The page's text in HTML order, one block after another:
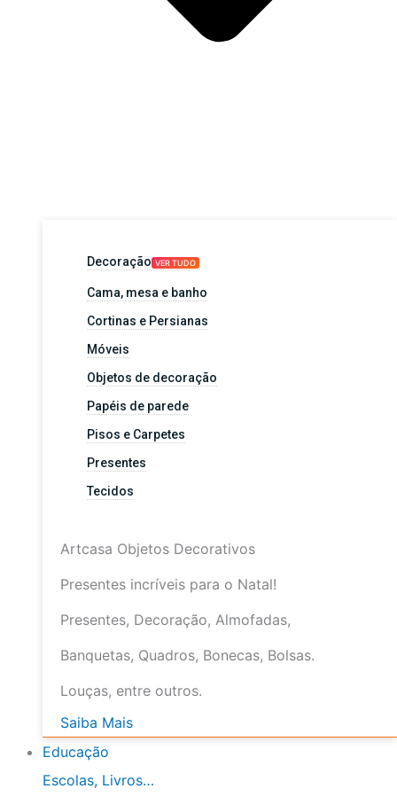
Decoração VER TUDO
Cama, mesa e banho
Cortinas e Persianas
Móveis
Objetos de decoração
Papéis de parede
Pisos e Carpetes
Presentes
Tecidos
Artcasa Objetos Decorativos
Presentes incríveis para o Natal!
Presentes, Decoração, Almofadas,
Banquetas, Quadros, Bonecas, Bolsas.
Louças, entre outros.
Saiba Mais
Educação
Escolas, Livros…